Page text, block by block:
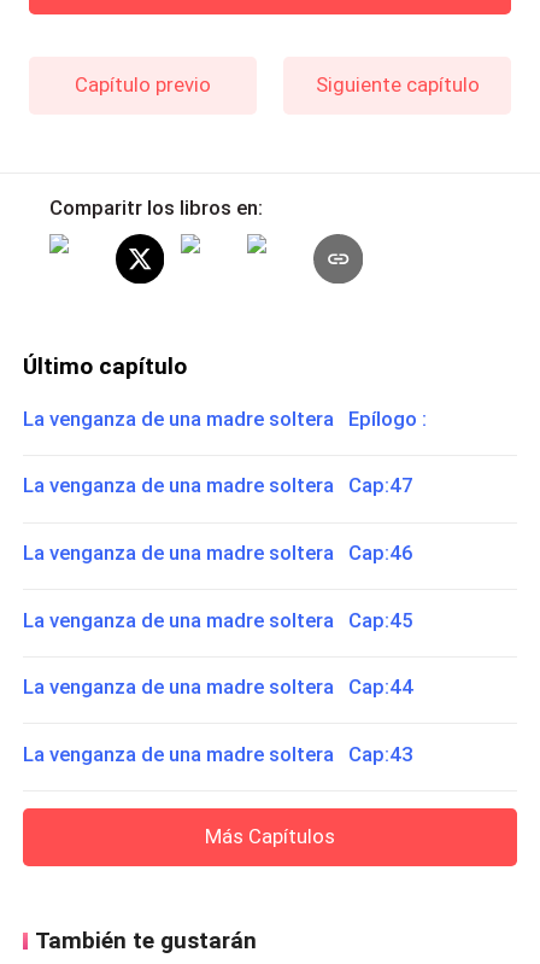
Capítulo previo Siguiente capítulo
Comparitr los libros en:
Último capítulo
La venganza de una madre soltera Epílogo :
La venganza de una madre soltera Cap:47
La venganza de una madre soltera Cap:46
La venganza de una madre soltera Cap:45
La venganza de una madre soltera Cap:44
La venganza de una madre soltera Cap:43
Más Capítulos
También te gustarán